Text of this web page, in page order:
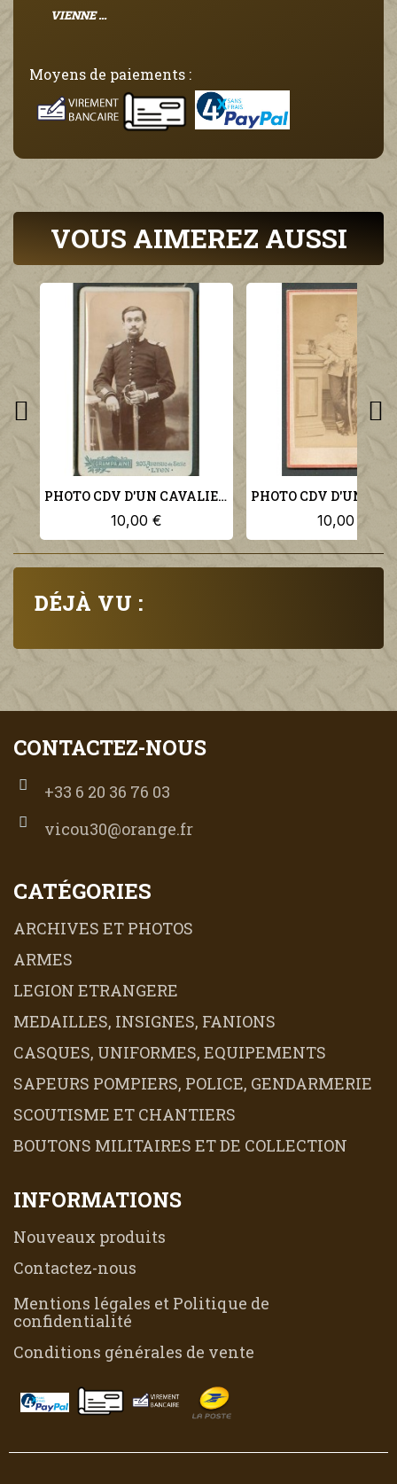
DÉJÀ VU :
VIENNE ...
Moyens de paiements :
VOUS AIMEREZ AUSSI
PHOTO CDV D'UN CAVALIER DU 2 ème REGIMENT DE DRAGONS
10,00 € 10,00 €
CONTACTEZ-NOUS
+33 6 20 36 76 03
vicou30@orange.fr
CATÉGORIES
ARCHIVES ET PHOTOS
ARMES
LEGION ETRANGERE
MEDAILLES, INSIGNES, FANIONS
CASQUES, UNIFORMES, EQUIPEMENTS
SAPEURS POMPIERS, POLICE, GENDARMERIE
SCOUTISME ET CHANTIERS
BOUTONS MILITAIRES ET DE COLLECTION
INFORMATIONS
Nouveaux produits
Contactez-nous
Mentions légales et Politique de
confidentialité
Conditions générales de vente